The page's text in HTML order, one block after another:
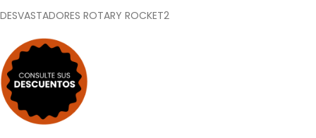
DESVASTADORES ROTARY ROCKET2